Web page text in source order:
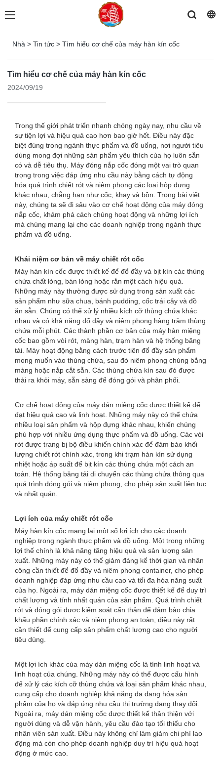
Nhà > Tin tức > Tìm hiểu cơ chế của máy hàn kín cốc
Tìm hiểu cơ chế của máy hàn kín cốc
2024/09/19
Trong thế giới phát triển nhanh chóng ngày nay, nhu cầu về
sự tiện lợi và hiệu quả cao hơn bao giờ hết. Điều này đặc
biệt đúng trong ngành thực phẩm và đồ uống, nơi người tiêu
dùng mong đợi những sản phẩm yêu thích của họ luôn sẵn
có và dễ tiêu thụ. Máy đóng nắp cốc đóng một vai trò quan
trọng trong việc đáp ứng nhu cầu này bằng cách tự động
hóa quá trình chiết rót và niêm phong các loại hộp đựng
khác nhau, chẳng hạn như cốc, khay và bồn. Trong bài viết
này, chúng ta sẽ đi sâu vào cơ chế hoạt động của máy đóng
nắp cốc, khám phá cách chúng hoạt động và những lợi ích
mà chúng mang lại cho các doanh nghiệp trong ngành thực
phẩm và đồ uống.
Khái niệm cơ bản về máy chiết rót cốc
Máy hàn kín cốc được thiết kế để đổ đầy và bịt kín các thùng
chứa chất lỏng, bán lỏng hoặc rắn một cách hiệu quả.
Những máy này thường được sử dụng trong sản xuất các
sản phẩm như sữa chua, bánh pudding, cốc trái cây và đồ
ăn sẵn. Chúng có thể xử lý nhiều kích cỡ thùng chứa khác
nhau và có khả năng đổ đầy và niêm phong hàng trăm thùng
chứa mỗi phút. Các thành phần cơ bản của máy hàn miệng
cốc bao gồm vòi rót, màng hàn, trạm hàn và hệ thống băng
tải. Máy hoạt động bằng cách trước tiên đổ đầy sản phẩm
mong muốn vào thùng chứa, sau đó niêm phong chúng bằng
màng hoặc nắp cắt sẵn. Các thùng chứa kín sau đó được
thải ra khỏi máy, sẵn sàng để đóng gói và phân phối.
Cơ chế hoạt động của máy dán miệng cốc được thiết kế để
đạt hiệu quả cao và linh hoạt. Những máy này có thể chứa
nhiều loại sản phẩm và hộp đựng khác nhau, khiến chúng
phù hợp với nhiều ứng dụng thực phẩm và đồ uống. Các vòi
rót được trang bị bộ điều khiển chính xác để đảm bảo khối
lượng chiết rót chính xác, trong khi trạm hàn kín sử dụng
nhiệt hoặc áp suất để bịt kín các thùng chứa một cách an
toàn. Hệ thống băng tải di chuyển các thùng chứa thông qua
quá trình đóng gói và niêm phong, cho phép sản xuất liên tục
và nhất quán.
Lợi ích của máy chiết rót cốc
Máy hàn kín cốc mang lại một số lợi ích cho các doanh
nghiệp trong ngành thực phẩm và đồ uống. Một trong những
lợi thế chính là khả năng tăng hiệu quả và sản lượng sản
xuất. Những máy này có thể giảm đáng kể thời gian và nhân
công cần thiết để đổ đầy và niêm phong container, cho phép
doanh nghiệp đáp ứng nhu cầu cao và tối đa hóa năng suất
của họ. Ngoài ra, máy dán miệng cốc được thiết kế để duy trì
chất lượng và tính nhất quán của sản phẩm. Quá trình chiết
rót và đóng gói được kiểm soát cẩn thận để đảm bảo chia
khẩu phần chính xác và niêm phong an toàn, điều này rất
cần thiết để cung cấp sản phẩm chất lượng cao cho người
tiêu dùng.
Một lợi ích khác của máy dán miệng cốc là tính linh hoạt và
linh hoạt của chúng. Những máy này có thể được cấu hình
để xử lý các kích cỡ thùng chứa và loại sản phẩm khác nhau,
cung cấp cho doanh nghiệp khả năng đa dạng hóa sản
phẩm của họ và đáp ứng nhu cầu thị trường đang thay đổi.
Ngoài ra, máy dán miệng cốc được thiết kế thân thiện với
người dùng và dễ vận hành, yêu cầu đào tạo tối thiểu cho
nhân viên sản xuất. Điều này không chỉ làm giảm chi phí lao
động mà còn cho phép doanh nghiệp duy trì hiệu quả hoạt
động ở mức cao.